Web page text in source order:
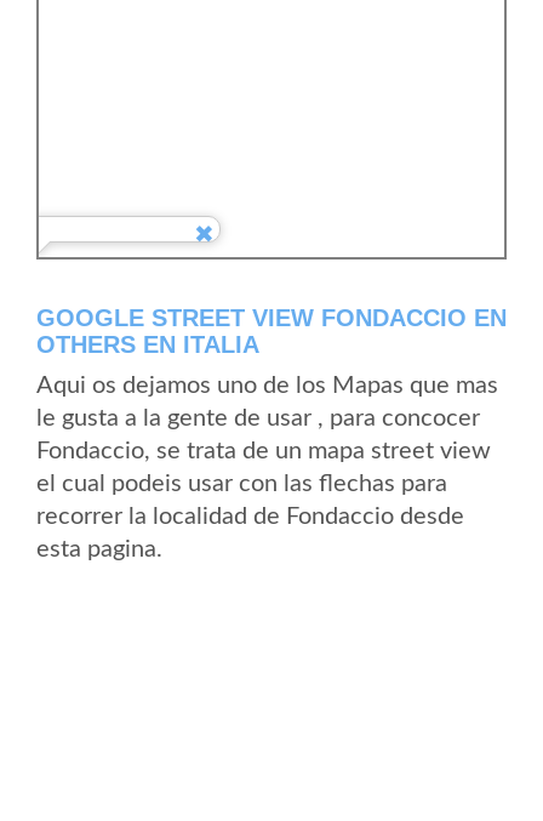
GOOGLE STREET VIEW FONDACCIO EN
OTHERS EN ITALIA
Aqui os dejamos uno de los Mapas que mas
le gusta a la gente de usar , para concocer
Fondaccio, se trata de un mapa street view
el cual podeis usar con las flechas para
recorrer la localidad de Fondaccio desde
esta pagina.